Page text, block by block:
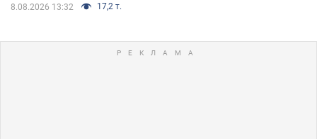
8.08.2026 13:32 17,2 т.